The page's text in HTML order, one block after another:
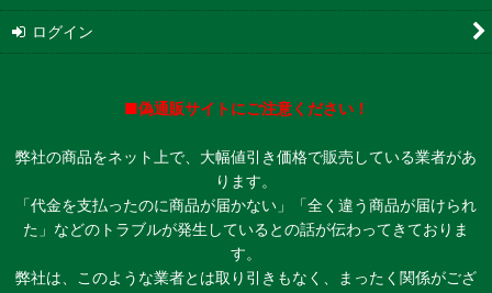
ログイン
■偽通販サイトにご注意ください！
弊社の商品をネット上で、大幅値引き価格で販売している業者があ
ります。
「代金を支払ったのに商品が届かない」「全く違う商品が届けられ
た」などのトラブルが発生しているとの話が伝わってきておりま
す。
弊社は、このような業者とは取り引きもなく、まったく関係がござ